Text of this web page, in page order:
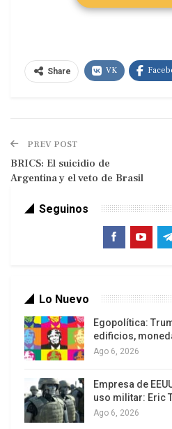
genocidio en curso que
el próximo jueves, en una
retransmitida en directo.
Albanese ha subrayado la
fabricantes de armas,
generada por Israel en
los que son, pero sí son
resuelve esta relatora, que
detallado informe
de una estructura mucho
participación corporativa”
apartheid que ha llevado al
Share VK
PREV POST
BRICS: El suicidio de
Argentina y el veto de Brasil
Seguinos
Lo Nuevo
Egopolítica:
edificios,
Ago 6, 2026
Empresa de
uso militar: Eric
Ago 6, 2026